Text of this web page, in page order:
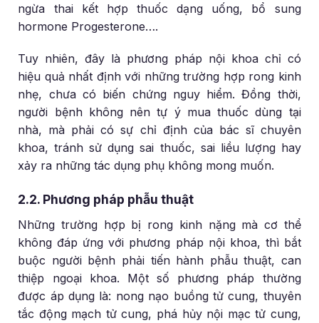
ngừa thai kết hợp thuốc dạng uống, bổ sung
hormone Progesterone….
Tuy nhiên, đây là phương pháp nội khoa chỉ có
hiệu quả nhất định với những trường hợp rong kinh
nhẹ, chưa có biến chứng nguy hiểm. Đồng thời,
người bệnh không nên tự ý mua thuốc dùng tại
nhà, mà phải có sự chỉ định của bác sĩ chuyên
khoa, tránh sử dụng sai thuốc, sai liều lượng hay
xảy ra những tác dụng phụ không mong muốn.
2.2. Phương pháp phẫu thuật
Những trường hợp bị rong kinh nặng mà cơ thể
không đáp ứng với phương pháp nội khoa, thì bắt
buộc người bệnh phải tiến hành phẫu thuật, can
thiệp ngoại khoa. Một số phương pháp thường
được áp dụng là: nong nạo buồng tử cung, thuyên
tắc động mạch tử cung, phá hủy nội mạc tử cung,